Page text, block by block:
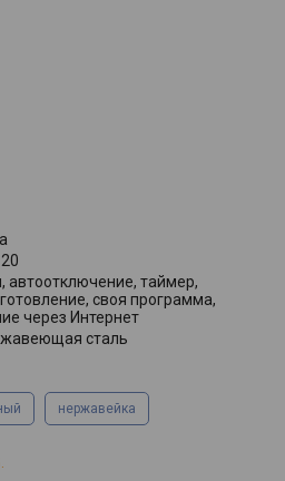
20
автоотключение, таймер,
своя программа,
через Интернет
сталь
нержавейка